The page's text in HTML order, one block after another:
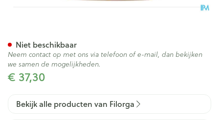
€ 37,30
Niet beschikbaar
Neem contact op met ons via telefoon of e-mail, dan bekijken
we samen de mogelijkheden.
Bekijk alle producten van Filorga